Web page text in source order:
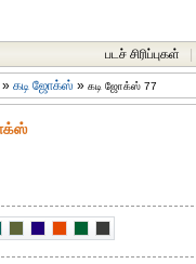
படச் சிரிப்புகள்
» கடி ஜோக்ஸ் » கடி ஜோக்ஸ் 77